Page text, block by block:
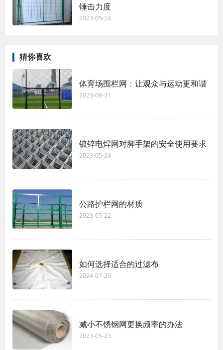
锤击力度
2023-05-24
猜你喜欢
体育场围栏网：让观众与运动更和谐
2023-08-31
镀锌电焊网对脚手架的安全使用要求
2023-05-24
公路护栏网的材质
2023-05-22
如何选择适合的过滤布
2024-07-29
减小不锈钢网更换频率的办法
2023-05-23